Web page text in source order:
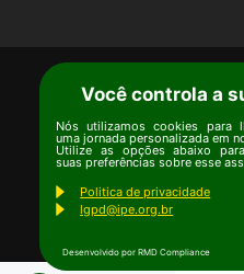
Termos de
Copyright © Ipê –
Email:
Você controla a
Nós utilizamos cookies para
uma jornada personalizada em
Utilize as opções abaixo
suas preferências sobre esse
Politica de privacidade
lgpd@ipe.org.br
Desenvolvido por RMD Compliance